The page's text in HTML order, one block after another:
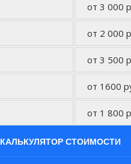
КАЛЬКУЛЯТОР СТОИМОСТИ
от 3 000
от 2 000
от 3 500
от 1600
от 1 800